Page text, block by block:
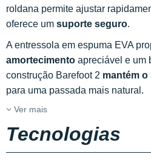
roldana permite ajustar
oferece um suporte seguro.
A entressola em espuma EVA
amortecimento apreciável e um
construção Barefoot 2 mantém o
para uma passada mais natural.
Ver mais
Tecnologias